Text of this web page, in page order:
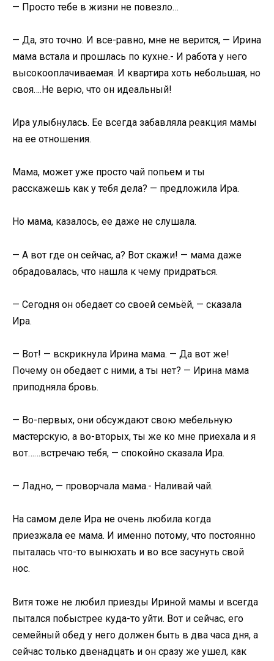
— Просто тебе в жизни не повезло…
— Да, это точно. И все-равно, мне не верится, — Ирина
мама встала и прошлась по кухне.- И работа у него
высокооплачиваемая. И квартира хоть небольшая, но
своя….Не верю, что он идеальный!
Ира улыбнулась. Ее всегда забавляла реакция мамы
на ее отношения.
Мама, может уже просто чай попьем и ты
расскажешь как у тебя дела? — предложила Ира.
Но мама, казалось, ее даже не слушала.
— А вот где он сейчас, а? Вот скажи! — мама даже
обрадовалась, что нашла к чему придраться.
— Сегодня он обедает со своей семьёй, — сказала
Ира.
— Вот! — вскрикнула Ирина мама. — Да вот же!
Почему он обедает с ними, а ты нет? — Ирина мама
приподняла бровь.
— Во-первых, они обсуждают свою мебельную
мастерскую, а во-вторых, ты же ко мне приехала и я
вот……встречаю тебя, — спокойно сказала Ира.
— Ладно, — проворчала мама.- Наливай чай.
На самом деле Ира не очень любила когда
приезжала ее мама. И именно потому, что постоянно
пыталась что-то вынюхать и во все засунуть свой
нос.
Витя тоже не любил приезды Ириной мамы и всегда
пытался побыстрее куда-то уйти. Вот и сейчас, его
семейный обед у него должен быть в два часа дня, а
сейчас только двенадцать и он сразу же ушел, как